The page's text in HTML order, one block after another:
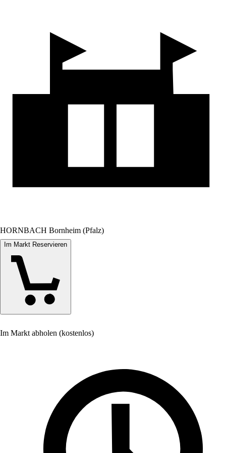
HORNBACH Bornheim (Pfalz)
Im Markt Reservieren
Im Markt abholen (kostenlos)